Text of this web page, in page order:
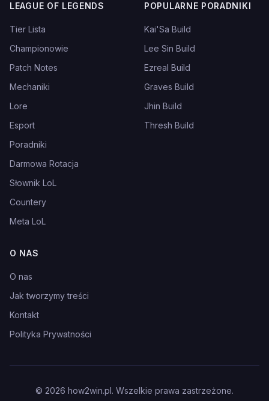
LEAGUE OF LEGENDS
Tier Lista
Championowie
Patch Notes
Mechaniki
Lore
Esport
Poradniki
Darmowa Rotacja
Słownik LoL
Countery
Meta LoL
POPULARNE PORADNIKI
Kai'Sa Build
Lee Sin Build
Ezreal Build
Graves Build
Jhin Build
Thresh Build
O NAS
O nas
Jak tworzymy treści
Kontakt
Polityka Prywatności
© 2026 how2win.pl. Wszelkie prawa zastrzeżone.